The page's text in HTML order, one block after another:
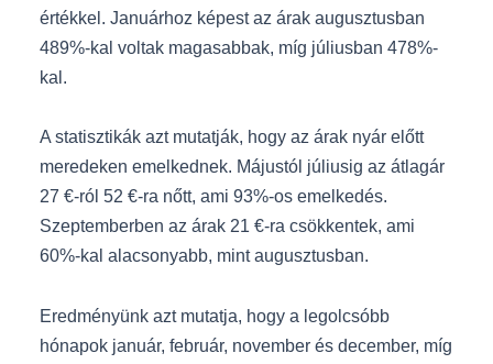
értékkel. Januárhoz képest az árak augusztusban
489%-kal voltak magasabbak, míg júliusban 478%-
kal.
A statisztikák azt mutatják, hogy az árak nyár előtt
meredeken emelkednek. Májustól júliusig az átlagár
27 €-ról 52 €-ra nőtt, ami 93%-os emelkedés.
Szeptemberben az árak 21 €-ra csökkentek, ami
60%-kal alacsonyabb, mint augusztusban.
Eredményünk azt mutatja, hogy a legolcsóbb
hónapok január, február, november és december, míg